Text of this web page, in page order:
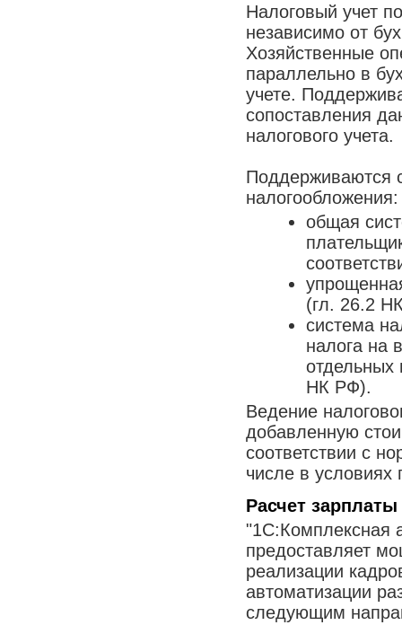
Налоговый учет
независимо от
Хозяйственные
параллельно в
учете.
сопоставления
налогового учета.
Поддерживаются
налогообложения:
общая
(гл. 26.2
система
налога на
отдельных
НК РФ).
Ведение
добавленную
соответствии с
числе в
Расчет
"1С:Комплексная
предоставляет
реализации
автоматизации
следующим